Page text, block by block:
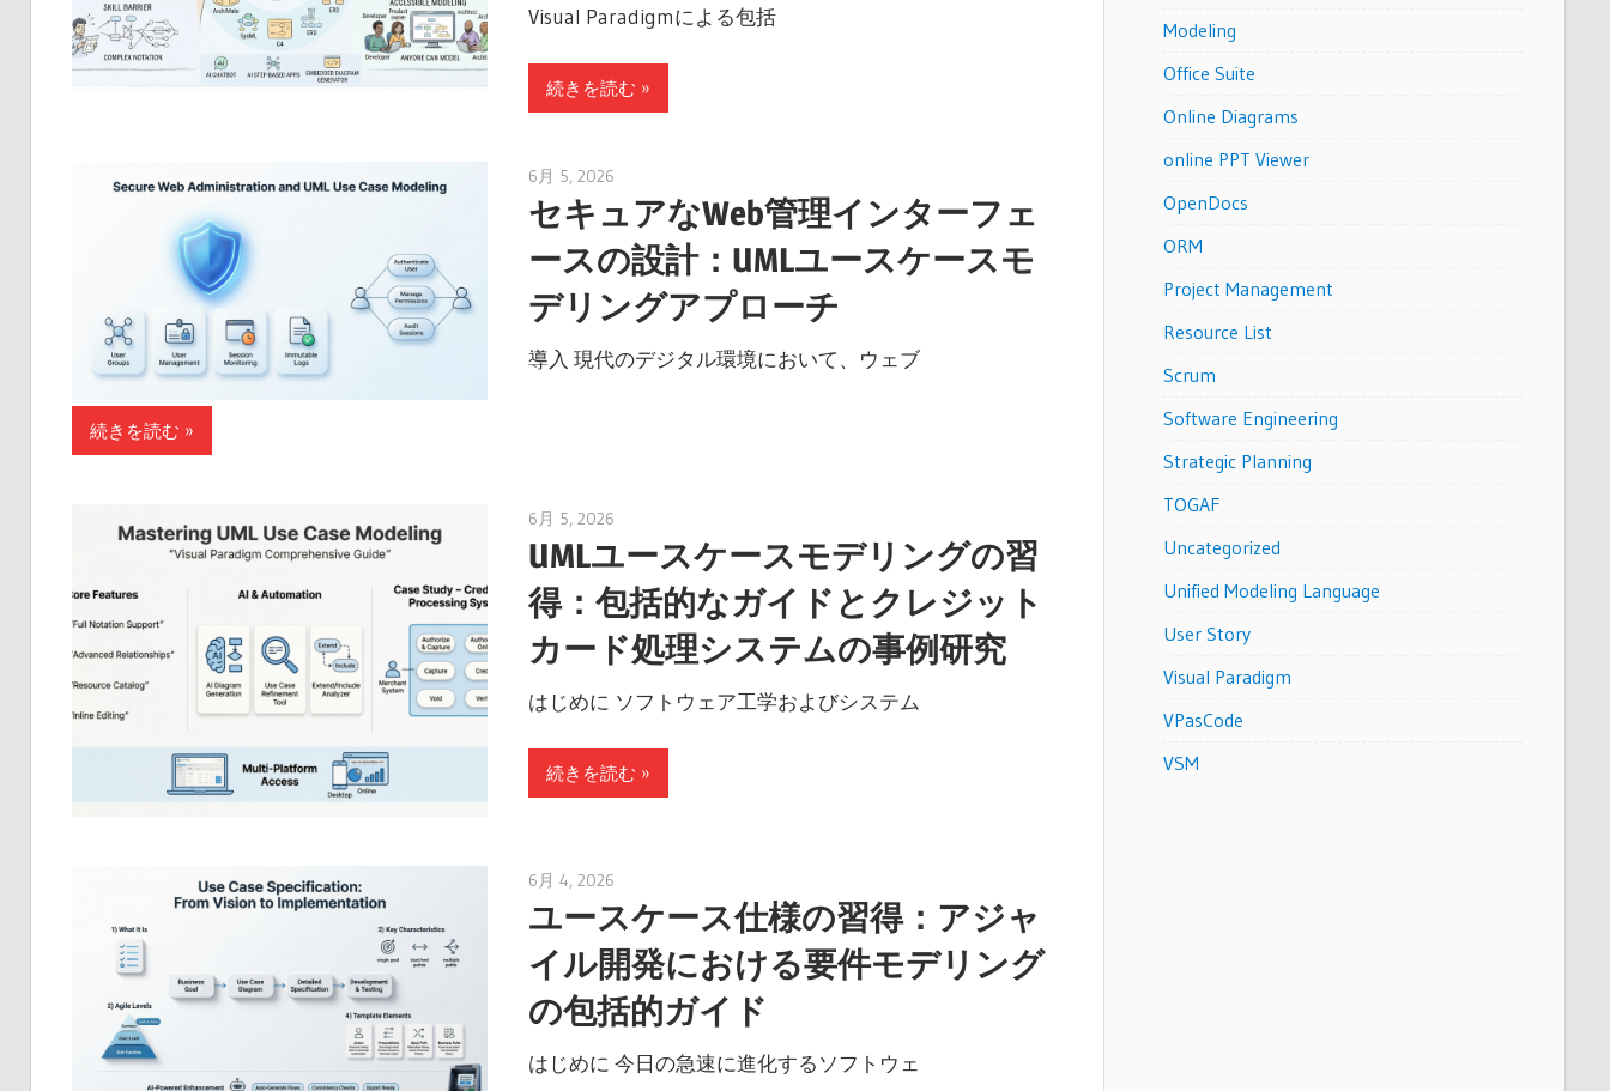
Visual Paradigmによる包括
続きを読む
6月 5, 2026
セキュアなWeb管理インターフェ
ースの設計：UMLユースケースモ
デリングアプローチ
導入 現代のデジタル環境において、ウェブ
続きを読む
6月 5, 2026
UMLユースケースモデリングの習
得：包括的なガイドとクレジット
カード処理システムの事例研究
はじめに ソフトウェア工学およびシステム
続きを読む
6月 4, 2026
ユースケース仕様の習得：アジャ
イル開発における要件モデリング
の包括的ガイド
はじめに 今日の急速に進化するソフトウェ
Modeling
Office Suite
Online Diagrams
online PPT Viewer
OpenDocs
ORM
Project Management
Resource List
Scrum
Software Engineering
Strategic Planning
TOGAF
Uncategorized
Unified Modeling Language
User Story
Visual Paradigm
VPasCode
VSM